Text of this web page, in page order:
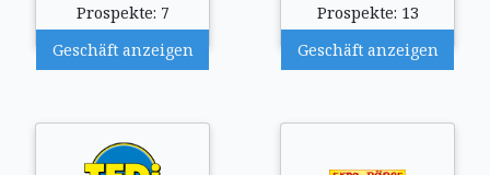
Prospekte: 7
Geschäft anzeigen
Prospekte: 13
Geschäft anzeigen